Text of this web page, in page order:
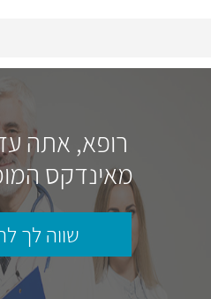
רופא, אתה
מאינדקס
שווה לך